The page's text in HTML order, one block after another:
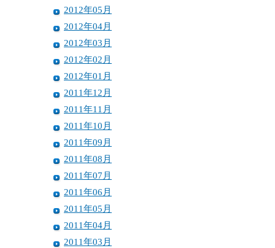
2012年05月
2012年04月
2012年03月
2012年02月
2012年01月
2011年12月
2011年11月
2011年10月
2011年09月
2011年08月
2011年07月
2011年06月
2011年05月
2011年04月
2011年03月